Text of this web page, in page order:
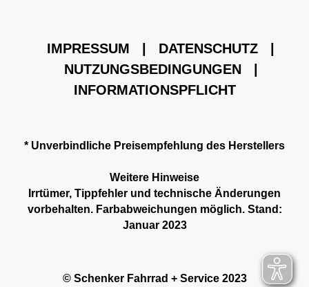
IMPRESSUM DATENSCHUTZ
NUTZUNGSBEDINGUNGEN
INFORMATIONSPFLICHT
* Unverbindliche Preisempfehlung des Herstellers
Weitere Hinweise
Irrtümer, Tippfehler und technische Änderungen
vorbehalten. Farbabweichungen möglich. Stand:
Januar 2023
© Schenker Fahrrad + Service 2023